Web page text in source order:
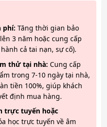
phí: Tăng thời gian bảo
3 năm hoặc cung cấp
cả tai nạn, sự cố).
thử tại nhà: Cung cấp
trong 7-10 ngày tại nhà,
tiền 100%, giúp khách
định mua hàng.
trực tuyến hoặc
học trực tuyến về âm